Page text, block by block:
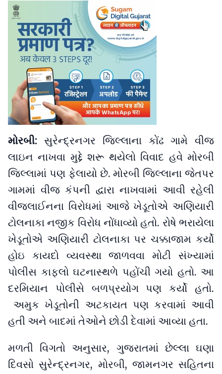
મોરબી: સુરેન્દ્રનગર જિલ્લાના કોંઢ ગામે વીજ
લાઇન નાખવા મુદ્દે શરૂ થયેલો વિવાદ હવે મોરબી
જિલ્લામાં પણ ફેલાયો છે. મોરબી જિલ્લાના જેતપર
ગામમાં વીજ કંપની દ્વારા નાખવામાં આવી રહેલી
વીજલાઈનના વિરોધમાં આજે ખેડૂતોએ અણિયારી
ટોલનાકા નજીક વિરોધ નોંધાવ્યો હતો. રોષે ભરાયેલા
ખેડૂતોએ અણિયારી ટોલનાકા પર ચક્કાજામ કર્યો
હોઇ કાયદો વ્યવસ્થા જાળવવા મોટી સંખ્યામાં
પોલીસ કાફલો ઘટનાસ્થળે પહોંચી ગયો હતો. આ
દરમિયાન પોલીસે બળપ્રયોગ પણ કર્યો હતો.
અમુક ખેડૂતોની અટકાયત પણ કરવામાં આવી
હતી અને બાદમાં તેઓને છોડી દેવામાં આવ્યા હતા.
મળતી વિગતો અનુસાર, ગુજરાતમાં છેલ્લા ઘણા
દિવસો સુરેન્દ્રનગર, મોરબી, જામનગર સહિતના